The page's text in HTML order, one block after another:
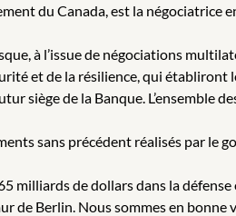
du Canada, est la négociatrice
à l’issue de négociations
et de la résilience, qui
siège de la Banque.
sans précédent réalisés par le
milliards de dollars dans la
de Berlin. Nous sommes en bonne